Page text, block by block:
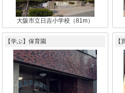
大阪市立日吉小学校（81m）
【学ぶ】保育園